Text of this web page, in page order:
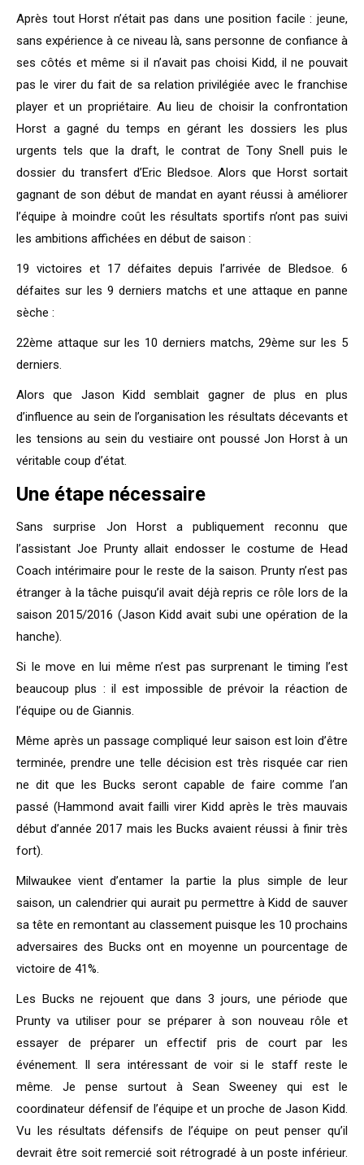
Après tout Horst n’était pas dans une position facile : jeune,
sans expérience à ce niveau là, sans personne de confiance à
ses côtés et même si il n’avait pas choisi Kidd, il ne pouvait
pas le virer du fait de sa relation privilégiée avec le franchise
player et un propriétaire. Au lieu de choisir la confrontation
Horst a gagné du temps en gérant les dossiers les plus
urgents tels que la draft, le contrat de Tony Snell puis le
dossier du transfert d’Eric Bledsoe. Alors que Horst sortait
gagnant de son début de mandat en ayant réussi à améliorer
l’équipe à moindre coût les résultats sportifs n’ont pas suivi
les ambitions affichées en début de saison :
19 victoires et 17 défaites depuis l’arrivée de Bledsoe. 6
défaites sur les 9 derniers matchs et une attaque en panne
sèche :
22ème attaque sur les 10 derniers matchs, 29ème sur les 5
derniers.
Alors que Jason Kidd semblait gagner de plus en plus
d’influence au sein de l’organisation les résultats décevants et
les tensions au sein du vestiaire ont poussé Jon Horst à un
véritable coup d’état.
Une étape nécessaire
Sans surprise Jon Horst a publiquement reconnu que
l’assistant Joe Prunty allait endosser le costume de Head
Coach intérimaire pour le reste de la saison. Prunty n’est pas
étranger à la tâche puisqu’il avait déjà repris ce rôle lors de la
saison 2015/2016 (Jason Kidd avait subi une opération de la
hanche).
Si le move en lui même n’est pas surprenant le timing l’est
beaucoup plus : il est impossible de prévoir la réaction de
l’équipe ou de Giannis.
Même après un passage compliqué leur saison est loin d’être
terminée, prendre une telle décision est très risquée car rien
ne dit que les Bucks seront capable de faire comme l’an
passé (Hammond avait failli virer Kidd après le très mauvais
début d’année 2017 mais les Bucks avaient réussi à finir très
fort).
Milwaukee vient d’entamer la partie la plus simple de leur
saison, un calendrier qui aurait pu permettre à Kidd de sauver
sa tête en remontant au classement puisque les 10 prochains
adversaires des Bucks ont en moyenne un pourcentage de
victoire de 41%.
Les Bucks ne rejouent que dans 3 jours, une période que
Prunty va utiliser pour se préparer à son nouveau rôle et
essayer de préparer un effectif pris de court par les
événement. Il sera intéressant de voir si le staff reste le
même. Je pense surtout à Sean Sweeney qui est le
coordinateur défensif de l’équipe et un proche de Jason Kidd.
Vu les résultats défensifs de l’équipe on peut penser qu’il
devrait être soit remercié soit rétrogradé à un poste inférieur.